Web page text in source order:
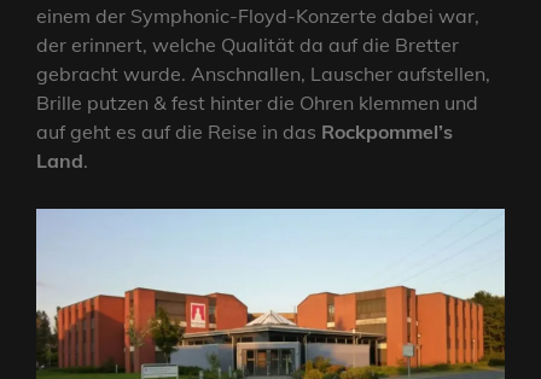
einem der Symphonic-Floyd-Konzerte dabei war,
der erinnert, welche Qualität da auf die Bretter
gebracht wurde. Anschnallen, Lauscher aufstellen,
Brille putzen & fest hinter die Ohren klemmen und
auf geht es auf die Reise in das Rockpommel’s
Land.